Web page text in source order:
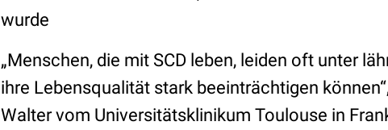
wurde
„Menschen, die mit SCD leben, leiden oft unter
ihre Lebensqualität stark beeinträchtigen
Walter vom Universitätsklinikum Toulouse in